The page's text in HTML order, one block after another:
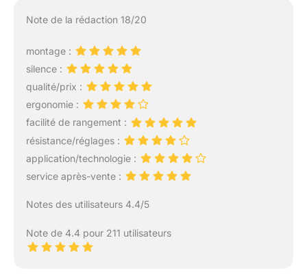
Note de la rédaction 18/20
montage :
silence :
qualité/prix :
ergonomie :
facilité de rangement :
résistance/réglages :
application/technologie :
service après-vente :
Notes des utilisateurs 4.4/5
Note de 4.4 pour 211 utilisateurs